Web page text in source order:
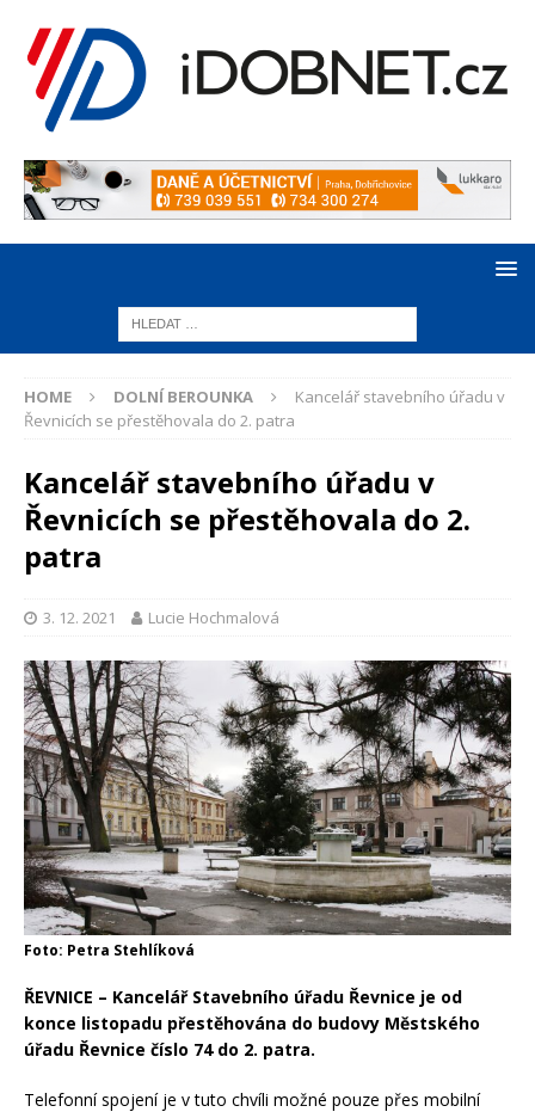
HOME DOLNÍ BEROUNKA
Kancelář stavebního úřadu v
Řevnicích se přestěhovala do 2. patra
Kancelář stavebního úřadu v
Řevnicích se přestěhovala do 2.
patra
3. 12. 2021 Lucie Hochmalová
Foto: Petra Stehlíková
ŘEVNICE – Kancelář Stavebního úřadu Řevnice je od
konce listopadu přestěhována do budovy Městského
úřadu Řevnice číslo 74 do 2. patra.
Telefonní spojení je v tuto chvíli možné pouze přes mobilní